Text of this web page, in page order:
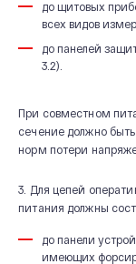
до щитовых
всех видов
до панелей
3.2).
При совместном
сечение должно
норм потери
3. Для цепей
питания должны
до панели
имеющих